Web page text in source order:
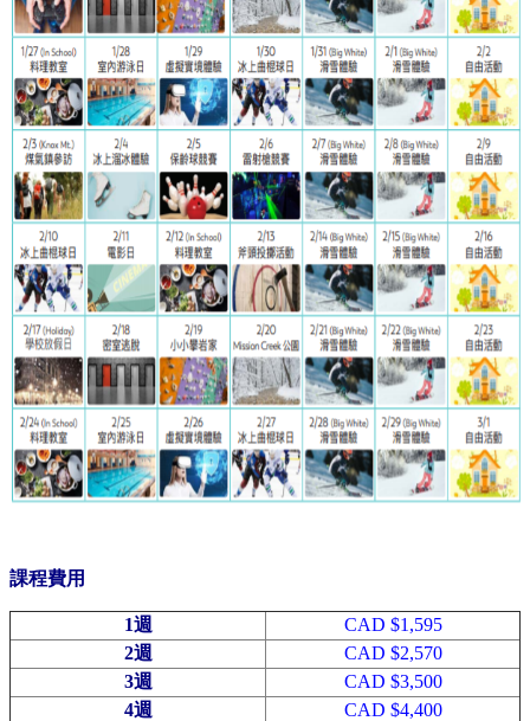
課程費用
1週
CAD $1,595
2週
CAD $2,570
3週
CAD $3,500
4週
CAD $4,400